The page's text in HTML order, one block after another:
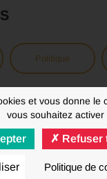
et vous donne le
vous souhaitez activer
Refuser
Politique de
Politique
| Tous droits réservés | Made